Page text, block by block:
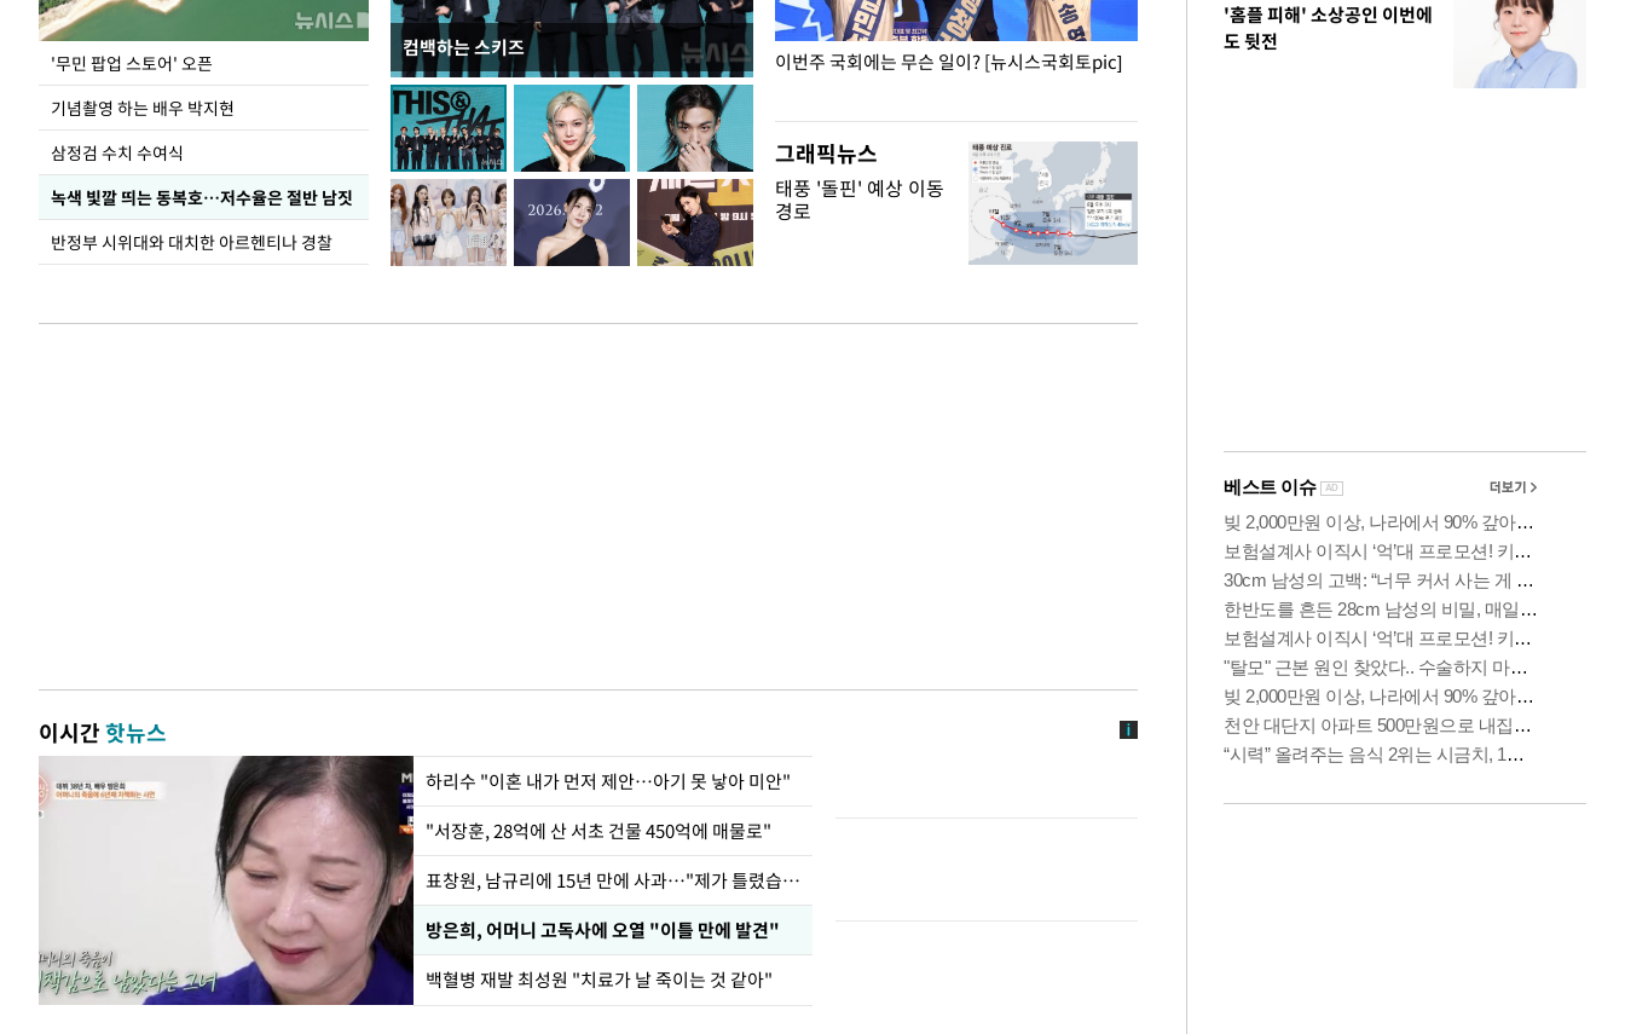
'무민 팝업 스토어' 오픈
기념촬영 하는 배우 박지현
삼정검 수치 수여식
녹색 빛깔 띄는 동복호…저수율은 절반 남짓
반정부 시위대와 대치한 아르헨티나 경찰
컴백하는 스키즈
이 대통령, 국가폭력 피해자에 위로·사과…"국가
가 책임지고 치유"
이번주 국회에는 무슨 일이? [뉴시스국회토pic] 사진으로 보는
그래픽뉴스
태풍 '돌핀' 예상 이동
경로
이시간핫뉴스
하리수 "이혼 내가 먼저 제안…아기 못 낳아 미안"
"서장훈, 28억에 산 서초 건물 450억에 매물로"
표창원, 남규리에 15년 만에 사과…"제가 틀렸습니다"
방은희, 어머니 고독사에 오열 "이틀 만에 발견"
백혈병 재발 최성원 "치료가 날 죽이는 것 같아"
'홈플 피해' 소상공인 이번에
도 뒷전